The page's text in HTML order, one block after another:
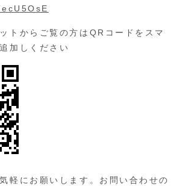
トからご覧の方はQRコードをスマ
加しください
軽にお願いします。お問い合わせの